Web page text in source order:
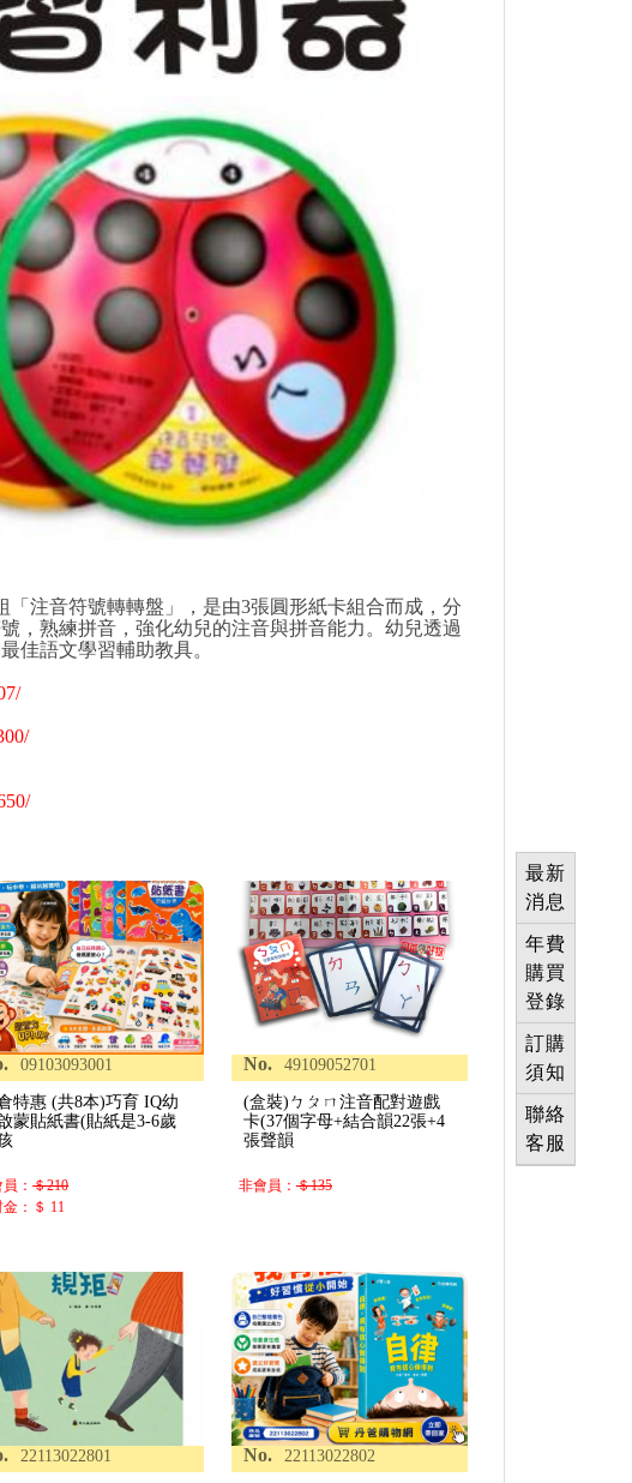
最新
消息
年費
購買
登錄
訂購
須知
聯絡
客服
注音符號轉轉盤」，是由3張圓形紙卡組合而成，分
，熟練拼音，強化幼兒的注音與拼音能力。幼兒透過
佳語文學習輔助教具。
09103093001
特惠 (共8本)巧育 IQ幼
蒙貼紙書(貼紙是3-6歲
員：＄210
金：＄ 11
No. 49109052701
(盒裝)ㄅㄆㄇ注音配對遊戲
卡(37個字母+結合韻22張+4
張聲韻
非會員： ＄135
22113022801 No. 22113022802